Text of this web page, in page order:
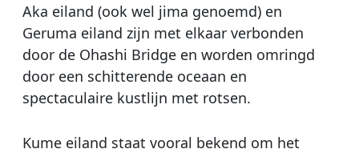
Aka eiland (ook wel jima genoemd) en
Geruma eiland zijn met elkaar verbonden
door de Ohashi Bridge en worden omringd
door een schitterende oceaan en
spectaculaire kustlijn met rotsen.
Kume eiland staat vooral bekend om het